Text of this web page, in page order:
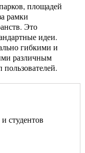
площадей
рамки
Это
идеи.
гибкими и
различным
студентов